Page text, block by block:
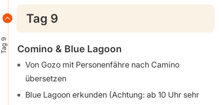
Tag 9
Tag 9
Comino & Blue Lagoon
Von Gozo mit Personenfähre nach Camino
übersetzen
Blue Lagoon erkunden (Achtung: ab 10 Uhr sehr